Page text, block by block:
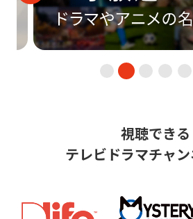
視聴できる
テレビドラマチャ